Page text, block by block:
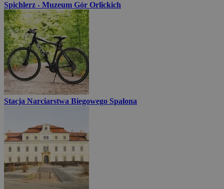
Spichlerz - Muzeum Gór Orlickich
Stacja Narciarstwa Biegowego Spalona